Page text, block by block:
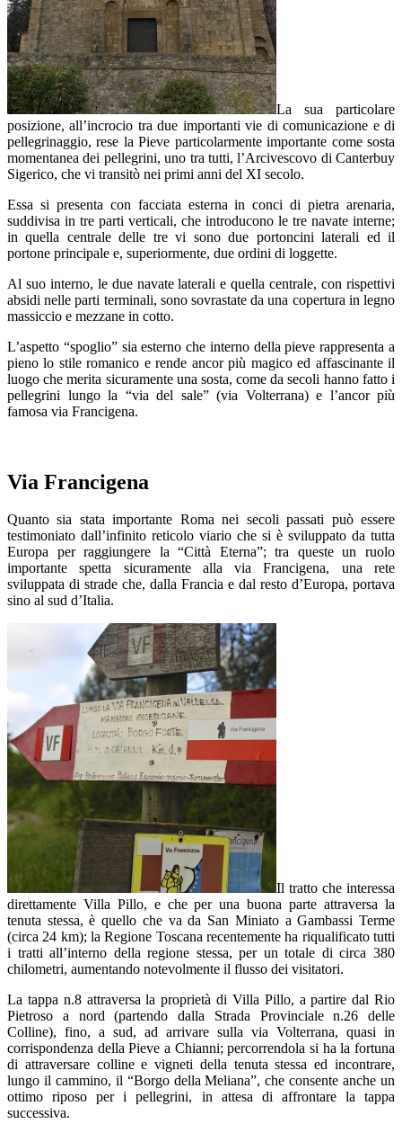
La sua particolare
posizione, all’incrocio tra due importanti vie di comunicazione e di
pellegrinaggio, rese la Pieve particolarmente importante come sosta
momentanea dei pellegrini, uno tra tutti, l’Arcivescovo di Canterbuy
Sigerico, che vi transitò nei primi anni del XI secolo.
Essa si presenta con facciata esterna in conci di pietra arenaria,
suddivisa in tre parti verticali, che introducono le tre navate interne;
in quella centrale delle tre vi sono due portoncini laterali ed il
portone principale e, superiormente, due ordini di loggette.
Al suo interno, le due navate laterali e quella centrale, con rispettivi
absidi nelle parti terminali, sono sovrastate da una copertura in legno
massiccio e mezzane in cotto.
L’aspetto “spoglio” sia esterno che interno della pieve rappresenta a
pieno lo stile romanico e rende ancor più magico ed affascinante il
luogo che merita sicuramente una sosta, come da secoli hanno fatto i
pellegrini lungo la “via del sale” (via Volterrana) e l’ancor più
famosa via Francigena.
Via Francigena
Quanto sia stata importante Roma nei secoli passati può essere
testimoniato dall’infinito reticolo viario che si è sviluppato da tutta
Europa per raggiungere la “Città Eterna”; tra queste un ruolo
importante spetta sicuramente alla via Francigena, una rete
sviluppata di strade che, dalla Francia e dal resto d’Europa, portava
sino al sud d’Italia.
Il tratto che interessa
direttamente Villa Pillo, e che per una buona parte attraversa la
tenuta stessa, è quello che va da San Miniato a Gambassi Terme
(circa 24 km); la Regione Toscana recentemente ha riqualificato tutti
i tratti all’interno della regione stessa, per un totale di circa 380
chilometri, aumentando notevolmente il flusso dei visitatori.
La tappa n.8 attraversa la proprietà di Villa Pillo, a partire dal Rio
Pietroso a nord (partendo dalla Strada Provinciale n.26 delle
Colline), fino, a sud, ad arrivare sulla via Volterrana, quasi in
corrispondenza della Pieve a Chianni; percorrendola si ha la fortuna
di attraversare colline e vigneti della tenuta stessa ed incontrare,
lungo il cammino, il “Borgo della Meliana”, che consente anche un
ottimo riposo per i pellegrini, in attesa di affrontare la tappa
successiva.